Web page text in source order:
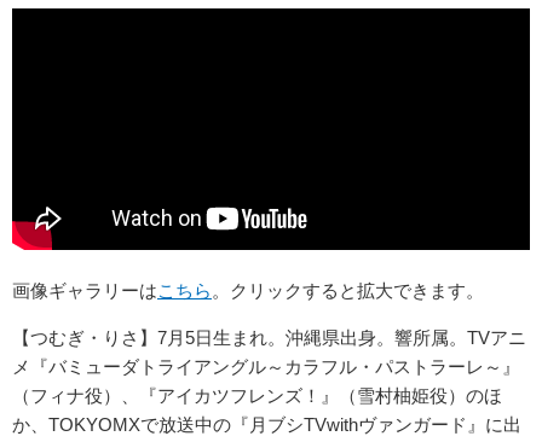
画像ギャラリーはこちら。クリックすると拡大できます。
【つむぎ・りさ】7月5日生まれ。沖縄県出身。響所属。TVアニ
メ『バミューダトライアングル～カラフル・パストラーレ～』
（フィナ役）、『アイカツフレンズ！』（雪村柚姫役）のほ
か、TOKYOMXで放送中の『月ブシTVwithヴァンガード』に出